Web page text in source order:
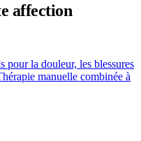
affection
pour la douleur, les blessures
manuelle combinée à